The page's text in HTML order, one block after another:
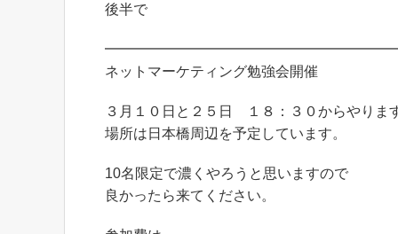
後半で
ネットマーケティング勉強会開催
３月１０日と２５日 １８：３０からやりま
場所は日本橋周辺を予定しています。
10名限定で濃くやろうと思いますので
良かったら来てください。